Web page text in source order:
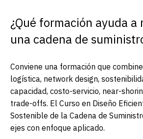
¿Qué formación ayuda a
una cadena de
Conviene una formación que
logística, network design,
capacidad, costo-servicio, near-
trade-offs. El Curso en Diseño
Sostenible de la Cadena de
ejes con enfoque aplicado.